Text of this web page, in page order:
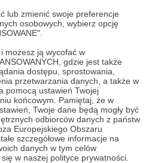
lub zmienić swoje preferencje
osobowych, wybierz opcję
możesz ją wycofać w
gdzie jest także
dostępu, sprostowania,
przetwarzania danych, a także w
pomocą ustawień Twojej
końcowym. Pamiętaj, że w
Twoje dane będą mogły być
odbiorców danych z państw
Europejskiego Obszaru
szczegółowe informacje na
danych w tym celów
w naszej polityce prywatności.
grona Patronów!
Autora My Wonderland_ula
teraz!
Patronem